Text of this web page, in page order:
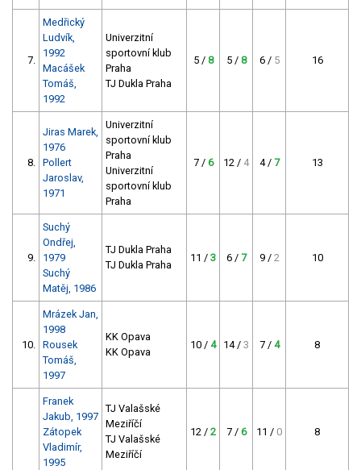
7.
Medřický
Ludvík,
1992
Macášek
Tomáš,
1992
Univerzitní
sportovní klub
Praha
TJ Dukla Praha
5 / 8 5 / 8 6 / 5 16
8.
Jiras Marek,
1976
Pollert
Jaroslav,
1971
Univerzitní
sportovní klub
Praha
Univerzitní
sportovní klub
Praha
7 / 6 12 / 4 4 / 7 13
9.
Suchý
Ondřej,
1979
Suchý
Matěj, 1986
TJ Dukla Praha
TJ Dukla Praha
11 / 3 6 / 7 9 / 2 10
10.
Mrázek Jan,
1998
Rousek
Tomáš,
1997
KK Opava
KK Opava
10 / 4 14 / 3 7 / 4 8
Franek
Jakub, 1997
Zátopek
Vladimír,
1995
TJ Valašské
Meziříčí
TJ Valašské
Meziříčí
12 / 2 7 / 6 11 / 0 8